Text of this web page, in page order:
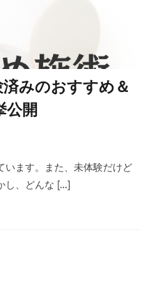
みのおすすめ＆
公開
います。また、未体験だけど
し、どんな […]